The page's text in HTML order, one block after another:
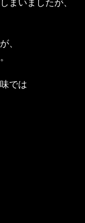
まいましたが、
、
では